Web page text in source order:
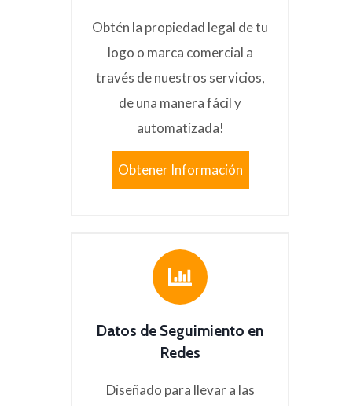
Obtén la propiedad legal de tu
logo o marca comercial a
través de nuestros servicios,
de una manera fácil y
automatizada!
Obtener Información
Datos de Seguimiento en
Redes
Diseñado para llevar a las